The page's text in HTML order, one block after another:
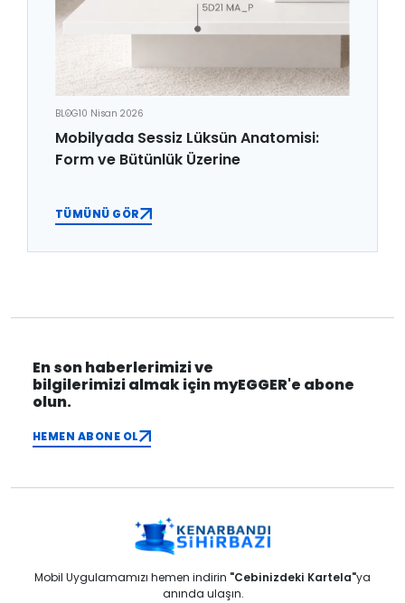
BLOG10 Nisan 2026
Mobilyada Sessiz Lüksün Anatomisi:
Form ve Bütünlük Üzerine
TÜMÜNÜ GÖR
En son haberlerimizi ve
bilgilerimizi almak için myEGGER'e abone
olun.
HEMEN ABONE OL
Mobil Uygulamamızı hemen indirin "Cebinizdeki Kartela"ya
anında ulaşın.